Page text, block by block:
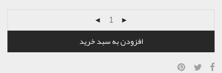
افزودن به سبد خرید